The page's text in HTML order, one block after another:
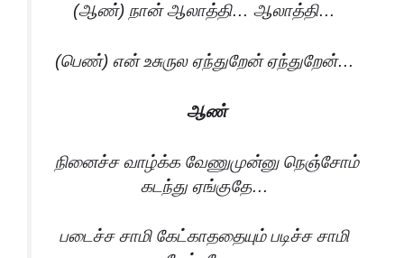
(ஆண்) நான் ஆலாத்தி… ஆலாத்தி…
(பெண்) என் உசுருல ஏந்துறேன் ஏந்துறேன்…
ஆண்
நினைச்ச வாழ்க்க வேணுமுன்னு நெஞ்சோம்
கடந்து ஏங்குதே…
படைச்ச சாமி கேட்காததையும் படிச்ச சாமி